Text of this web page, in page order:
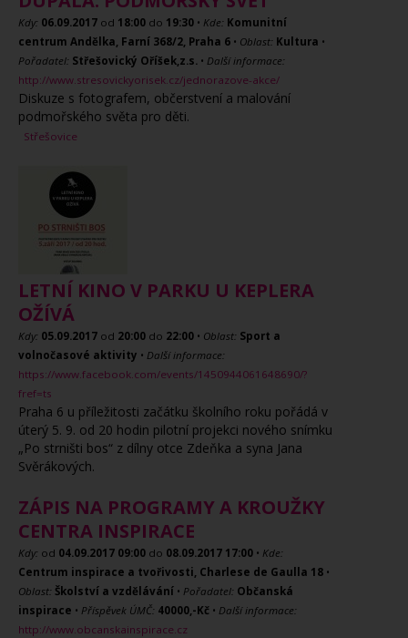
Kdy: 06.09.2017 od 18:00 do 19:30 • Kde: Komunitní
centrum Andělka, Farní 368/2, Praha 6 • Oblast: Kultura •
Pořadatel: Střešovický Oříšek,z.s. • Další informace:
http://www.stresovickyorisek.cz/jednorazove-akce/
Diskuze s fotografem, občerstvení a malování
podmořského světa pro děti.
Střešovice
LETNÍ KINO V PARKU U KEPLERA
OŽÍVÁ
Kdy: 05.09.2017 od 20:00 do 22:00 • Oblast: Sport a
volnočasové aktivity • Další informace:
https://www.facebook.com/events/1450944061648690/?
fref=ts
Praha 6 u příležitosti začátku školního roku pořádá v
úterý 5. 9. od 20 hodin pilotní projekci nového snímku
„Po strništi bos“ z dílny otce Zdeňka a syna Jana
Svěrákových.
ZÁPIS NA PROGRAMY A KROUŽKY
CENTRA INSPIRACE
Kdy: od 04.09.2017 09:00 do 08.09.2017 17:00 • Kde:
Centrum inspirace a tvořivosti, Charlese de Gaulla 18 •
Oblast: Školství a vzdělávání • Pořadatel: Občanská
inspirace • Příspěvek ÚMČ: 40000,-Kč • Další informace:
http://www.obcanskainspirace.cz